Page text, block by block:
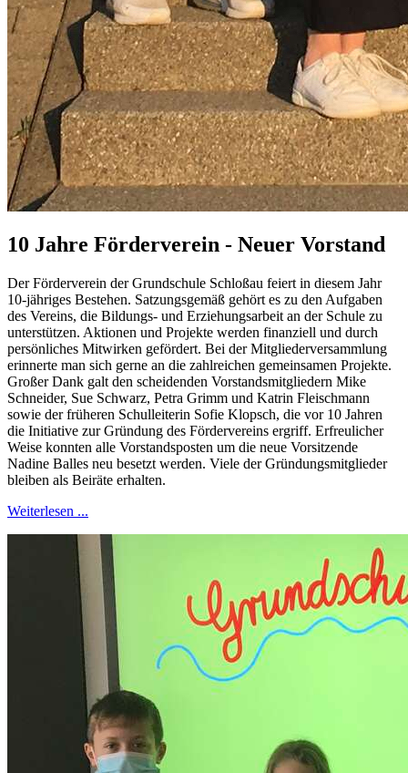
10 Jahre Förderverein - Neuer Vorstand
Der Förderverein der Grundschule Schloßau feiert in diesem Jahr
10-jähriges Bestehen. Satzungsgemäß gehört es zu den Aufgaben
des Vereins, die Bildungs- und Erziehungsarbeit an der Schule zu
unterstützen. Aktionen und Projekte werden finanziell und durch
persönliches Mitwirken gefördert. Bei der Mitgliederversammlung
erinnerte man sich gerne an die zahlreichen gemeinsamen Projekte.
Großer Dank galt den scheidenden Vorstandsmitgliedern Mike
Schneider, Sue Schwarz, Petra Grimm und Katrin Fleischmann
sowie der früheren Schulleiterin Sofie Klopsch, die vor 10 Jahren
die Initiative zur Gründung des Fördervereins ergriff. Erfreulicher
Weise konnten alle Vorstandsposten um die neue Vorsitzende
Nadine Balles neu besetzt werden. Viele der Gründungsmitglieder
bleiben als Beiräte erhalten.
Weiterlesen ...